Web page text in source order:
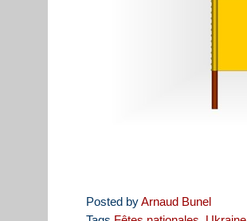
Posted byArnaud Bunel